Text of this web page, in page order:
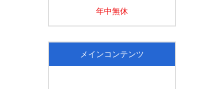
年中無休
メインコンテンツ